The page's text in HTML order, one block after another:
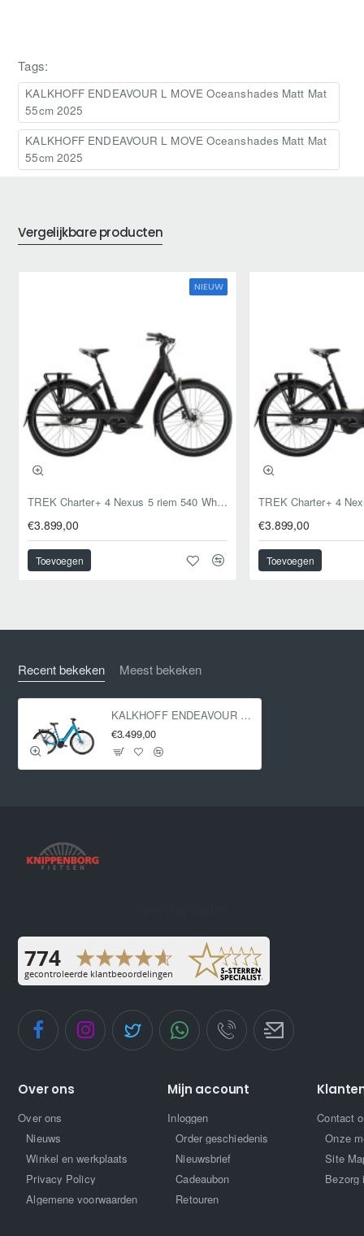
Tags:
KALKHOFF ENDEAVOUR L MOVE Oceanshades Matt Mat
55cm 2025
KALKHOFF ENDEAVOUR L MOVE Oceanshades Matt Mat
55cm 2025
Vergelijkbare producten
NIEUW
TREK Charter+ 4 Nexus 5 riem 540 Wh Lowstep DARKWEB XL 59cm XL 2026
€3.899,00
Toevoegen
€3.899,00
Toevoegen
Recent bekeken Meest bekeken
KALKHOFF ENDEAVOUR L MOVE Oceanshades Matt Mat 55cm 2025
€3.499,00
Over ons
Over ons
Nieuws
Winkel en werkplaats
Privacy Policy
Algemene voorwaarden
Mijn account
Inloggen
Order geschiedenis
Nieuwsbrief
Cadeaubon
Retouren
Contact
Onze
Site
Bezorg